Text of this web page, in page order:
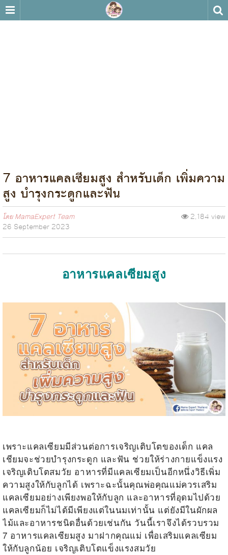
7 อาหารแคลเซียมสูง สำหรับเด็ก เพิ่มความ
สูง บำรุงกระดูกและฟัน
โดยMamaExpert Team
26 September 2023
2,184 view
อาหารแคลเซียมสูง
เพราะแคลเซียมมีส่วนต่อการเจริญเติบโตของเด็ก แคล
เชียมจะช่วยบำรุงกระดูก และฟัน ช่วยให้ร่างกายแข็งแรง
เจริญเติบโตสมวัย อาหารที่มีแคลเซียมเป็นอีกหนึ่งวิธีเพิ่ม
ความสูงให้กับลูกได้ เพราะฉะนั้นคุณพ่อคุณแม่ควรเสริม
แคลเซียมอย่างเพียงพอให้กับลูก และอาหารที่อุดมไปด้วย
แคลเซียมก็ไม่ได้มีเพียงแต่ในนมเท่านั้น แต่ยังมีในผักผล
ไม้และอาหารชนิดอื่นด้วยเช่นกัน วันนี้เราจึงได้รวบรวม
7 อาหารแคลเซียมสูง มาฝากคุณแม่ เพื่อเสริมแคลเซียม
ให้กับลูกน้อย เจริญเติบโตแข็งแรงสมวัย